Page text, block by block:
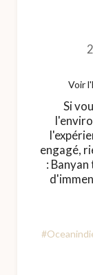
Voir
Si
engagé,
: